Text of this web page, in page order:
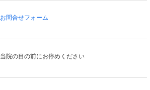
お問合せフォーム
当院の目の前にお停めください